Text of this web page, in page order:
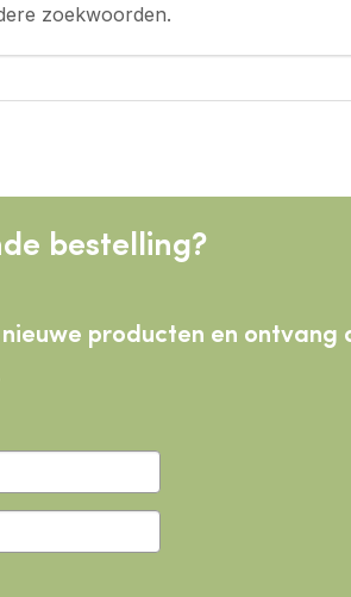
zoekwoorden.
bestelling?
producten en ontvang